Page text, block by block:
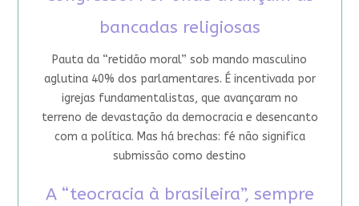
bancadas religiosas
Pauta da “retidão moral” sob mando masculino
aglutina 40% dos parlamentares. É incentivada por
igrejas fundamentalistas, que avançaram no
terreno de devastação da democracia e desencanto
com a política. Mas há brechas: fé não significa
submissão como destino
A “teocracia à brasileira”, sempre